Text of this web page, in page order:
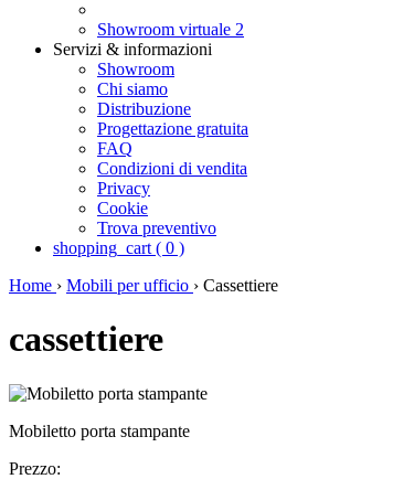
Showroom virtuale 2
Servizi & informazioni
Showroom
Chi siamo
Distribuzione
Progettazione gratuita
FAQ
Condizioni di vendita
Privacy
Cookie
Trova preventivo
shopping_cart ( 0 )
Home › Mobili per ufficio › Cassettiere
cassettiere
Mobiletto porta stampante
Prezzo: